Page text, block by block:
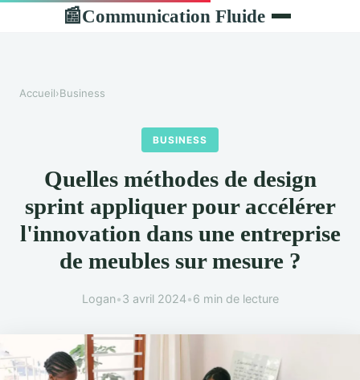
📰Communication Fluide
Accueil›Business
BUSINESS
Quelles méthodes de design
sprint appliquer pour accélérer
l'innovation dans une entreprise
de meubles sur mesure ?
Logan•3 avril 2024•6 min de lecture